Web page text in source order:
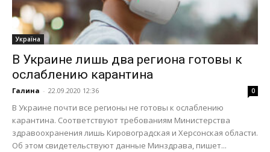
Україна
В Украине лишь два региона готовы к
ослаблению карантина
Галина - 22.09.2020 12:36 0
В Украине почти все регионы не готовы к ослаблению
карантина. Соответствуют требованиям Министерства
здравоохранения лишь Кировоградская и Херсонская области.
Об этом свидетельствуют данные Минздрава, пишет...